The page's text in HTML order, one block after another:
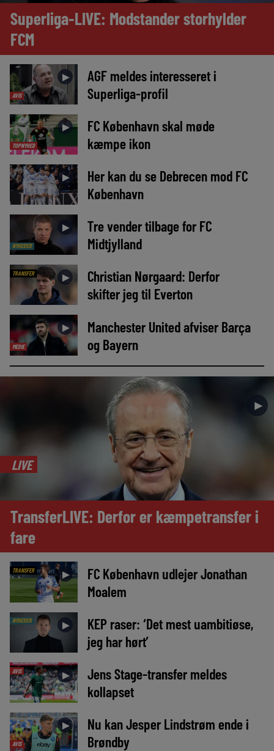
Superliga-LIVE: Modstander storhylder
FCM
AVIS
►
AGF meldes interesseret i
Superliga-profil
TOPNYHED
►
FC København skal møde
kæmpe ikon
►
Her kan du se Debrecen mod FC
København
NYHEDER
►
Tre vender tilbage for FC
Midtjylland
TRANSFER ►
Christian Nørgaard: Derfor
skifter jeg til Everton
MEDIE
►
Manchester United afviser Barça
og Bayern
►
LIVE
TransferLIVE: Derfor er kæmpetransfer i
fare
TRANSFER ►
FC København udlejer Jonathan
Moalem
NYHEDER ►
KEP raser: ‘Det mest uambitiøse,
jeg har hørt’
AVIS ►
Jens Stage-transfer meldes
kollapset
AVIS
►
Nu kan Jesper Lindstrøm ende i
Brøndby